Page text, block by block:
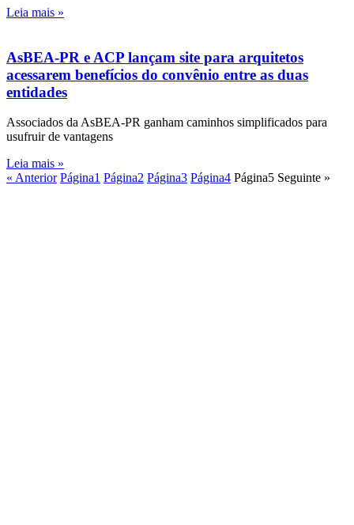
Leia mais »
AsBEA-PR e ACP lançam site para arquitetos
acessarem benefícios do convênio entre as duas
entidades
Associados da AsBEA-PR ganham caminhos simplificados para
usufruir de vantagens
Leia mais »
« Anterior Página1 Página2 Página3 Página4 Página5 Seguinte »